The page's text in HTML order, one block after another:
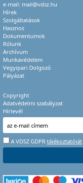
e-mail: mail@vdsz.hu
Hírek
Szolgáltatások
Hasznos
Dokumentumok
Rólunk
Archívum
Munkavédelem
Vegyipari Dolgozó
Pályázat
Copyright
Adatvédelmi szabályzat
Hírlevél
A VDSZ GDPR tájékoztatóját